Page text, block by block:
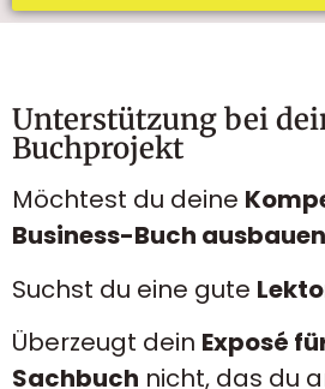
Unterstützung bei
Buchprojekt
Möchtest du deine
Business-Buch ausbauen
Suchst du eine gute
Überzeugt dein Exposé
Sachbuch nicht, das du